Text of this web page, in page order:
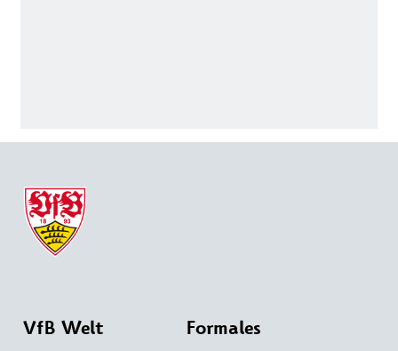
VfB Welt Formales